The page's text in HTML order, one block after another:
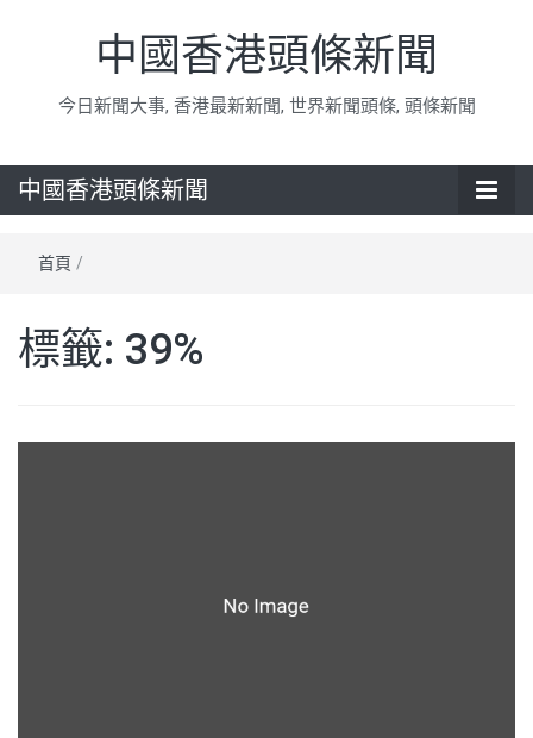
中國香港頭條新聞
今日新聞大事, 香港最新新聞, 世界新聞頭條, 頭條新聞
中國香港頭條新聞
首頁 /
標籤: 39%